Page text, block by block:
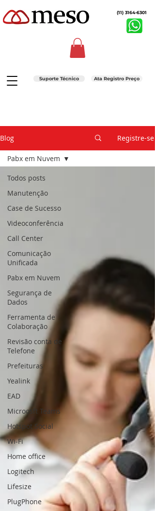
(11) 3164-6301
Suporte Técnico Ata Registro Preço
Blog Registre-se
Todos posts
Manutenção
Case de Sucesso
Videoconferência
Call Center
Comunicação
Unificada
Pabx em Nuvem
Segurança de
Dados
Ferramenta de
Colaboração
Revisão conta de
Telefone
Prefeituras
Yealink
EAD
Microosft Teams
Hotspot Social
Wi-Fi
Home office
Logitech
Lifesize
PlugPhone
Pabx em Nuvem